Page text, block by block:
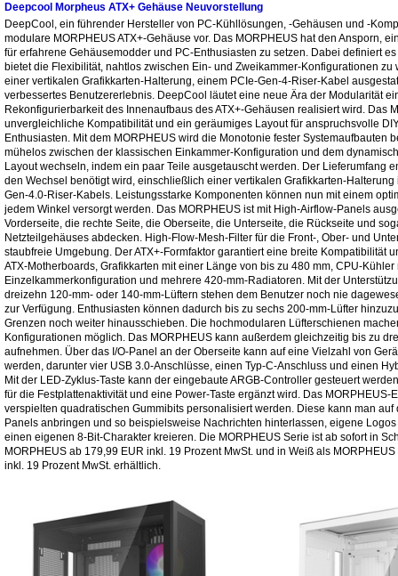
CH560 Digital (D)
CH560 Digital (E)
CH560 Case (E)
CH560 Digital Case (E)
CH780 (D)
Mehr Gehäuse News ...
LQ240 and
LP240, LP360,
LP360 WH
Mystique 360 5th
AIO (E)
LD240 AIO
Mystique
LD360 AIO
Mehr Kühler
PL550D, PL650D, PL750D,
PL800D Netzteil (D)
PX1000G Native ATX 3.0
PSU (E)
PX1200G ATX 3.0 PSU (E)
PX1000G 1000W PCIe 5.0
PSU (E)
PX1000G 1000W PSU (E)
PX1000G PSU (E)
Mehr Netzteil News ...
MG510 Wireless Mouse (E)
KG722 Keyboard (E)
KG722 Mechanical Gaming
Keyboard (E)
KB500 Gaming Tastatur (D)
MC310 Mouse (E)
Deepcool Morpheus ATX+ Gehäuse Neuvorstellung
DeepCool, ein führender Hersteller von PC-Kühllösungen, -Gehäusen und -
modulare MORPHEUS ATX+-Gehäuse vor. Das MORPHEUS hat den Ansporn,
für erfahrene Gehäusemodder und PC-Enthusiasten zu setzen. Dabei definiert
bietet die Flexibilität, nahtlos zwischen Ein- und Zweikammer-Konfigurationen zu
einer vertikalen Grafikkarten-Halterung, einem PCIe-Gen-4-Riser-Kabel
verbessertes Benutzererlebnis. DeepCool läutet eine neue Ära der Modularität
Rekonfigurierbarkeit des Innenaufbaus des ATX+-Gehäusen realisiert wird. Das
unvergleichliche Kompatibilität und ein geräumiges Layout für anspruchsvolle
Enthusiasten. Mit dem MORPHEUS wird die Monotonie fester Systemaufbauten
mühelos zwischen der klassischen Einkammer-Konfiguration und dem
Layout wechseln, indem ein paar Teile ausgetauscht werden. Der Lieferumfang
den Wechsel benötigt wird, einschließlich einer vertikalen Grafikkarten-
Gen-4.0-Riser-Kabels. Leistungsstarke Komponenten können nun mit einem
jedem Winkel versorgt werden. Das MORPHEUS ist mit High-Airflow-Panels
Vorderseite, die rechte Seite, die Oberseite, die Unterseite, die Rückseite und
Netzteilgehäuses abdecken. High-Flow-Mesh-Filter für die Front-, Ober- und
staubfreie Umgebung. Der ATX+-Formfaktor garantiert eine breite Kompatibilität
ATX-Motherboards, Grafikkarten mit einer Länge von bis zu 480 mm, CPU-
Einzelkammerkonfiguration und mehrere 420-mm-Radiatoren. Mit der
dreizehn 120-mm- oder 140-mm-Lüftern stehen dem Benutzer noch nie
zur Verfügung. Enthusiasten können dadurch bis zu sechs 200-mm-Lüfter
Grenzen noch weiter hinausschieben. Die hochmodularen Lüfterschienen
Konfigurationen möglich. Das MORPHEUS kann außerdem gleichzeitig bis zu
aufnehmen. Über das I/O-Panel an der Oberseite kann auf eine Vielzahl von
werden, darunter vier USB 3.0-Anschlüsse, einen Typ-C-Anschluss und einen
Mit der LED-Zyklus-Taste kann der eingebaute ARGB-Controller gesteuert
für die Festplattenaktivität und eine Power-Taste ergänzt wird. Das MORPHEUS-
verspielten quadratischen Gummibits personalisiert werden. Diese kann man auf
Panels anbringen und so beispielsweise Nachrichten hinterlassen, eigene
einen eigenen 8-Bit-Charakter kreieren. Die MORPHEUS Serie ist ab sofort in
MORPHEUS ab 179,99 EUR inkl. 19 Prozent MwSt. und in Weiß als
inkl. 19 Prozent MwSt. erhältlich.